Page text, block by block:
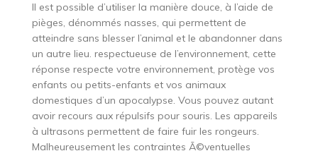
Il est possible d’utiliser la manière douce, à l’aide de
pièges, dénommés nasses, qui permettent de
atteindre sans blesser l’animal et le abandonner dans
un autre lieu. respectueuse de l’environnement, cette
réponse respecte votre environnement, protège vos
enfants ou petits-enfants et vos animaux
domestiques d’un apocalypse. Vous pouvez autant
avoir recours aux répulsifs pour souris. Les appareils
à ultrasons permettent de faire fuir les rongeurs.
Malheureusement les contraintes Ã©ventuelles